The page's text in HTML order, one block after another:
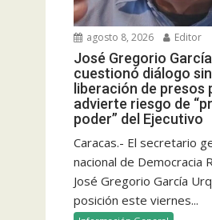
agosto 8, 2026 Editor
José Gregorio
cuestionó diálogo sin
liberación de presos
advierte riesgo de
poder” del Ejecutivo
Caracas.- El secretario
nacional de Democracia
José Gregorio García
posición este viernes...